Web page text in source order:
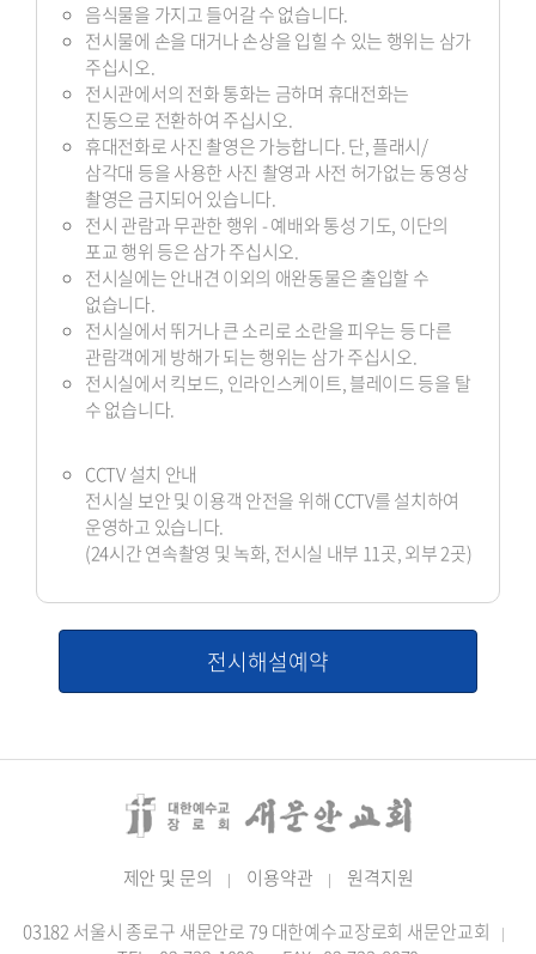
음식물을 가지고 들어갈 수 없습니다.
전시물에 손을 대거나 손상을 입힐 수 있는 행위는 삼가
주십시오.
전시관에서의 전화 통화는 금하며 휴대전화는
진동으로 전환하여 주십시오.
휴대전화로 사진 촬영은 가능합니다. 단, 플래시/
삼각대 등을 사용한 사진 촬영과 사전 허가없는 동영상
촬영은 금지되어 있습니다.
전시 관람과 무관한 행위 - 예배와 통성 기도, 이단의
포교 행위 등은 삼가 주십시오.
전시실에는 안내견 이외의 애완동물은 출입할 수
없습니다.
전시실에서 뛰거나 큰 소리로 소란을 피우는 등 다른
관람객에게 방해가 되는 행위는 삼가 주십시오.
전시실에서 킥보드, 인라인스케이트, 블레이드 등을 탈
수 없습니다.
CCTV 설치 안내
전시실 보안 및 이용객 안전을 위해 CCTV를 설치하여
운영하고 있습니다.
(24시간 연속촬영 및 녹화, 전시실 내부 11곳, 외부 2곳)
전시해설예약
제안 및 문의 | 이용약관 | 원격지원
03182 서울시 종로구 새문안로 79 대한예수교장로회 새문안교회 |